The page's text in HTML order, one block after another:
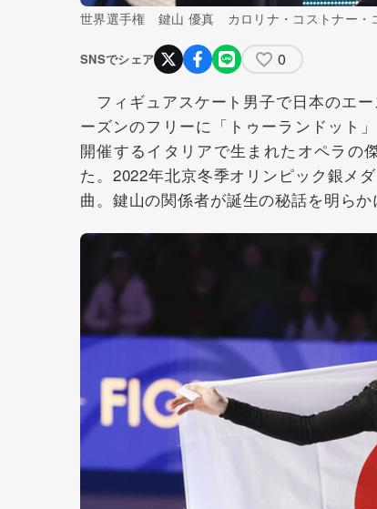
世界選手権 鍵山 優真 カロリナ・コストナー・
SNSでシェア 0
フィギュアスケート男子で日本のエー
ーズンのフリーに「トゥーランドット
開催するイタリアで生まれたオペラの
た。2022年北京冬季オリンピック銀メ
曲。鍵山の関係者が誕生の秘話を明らか